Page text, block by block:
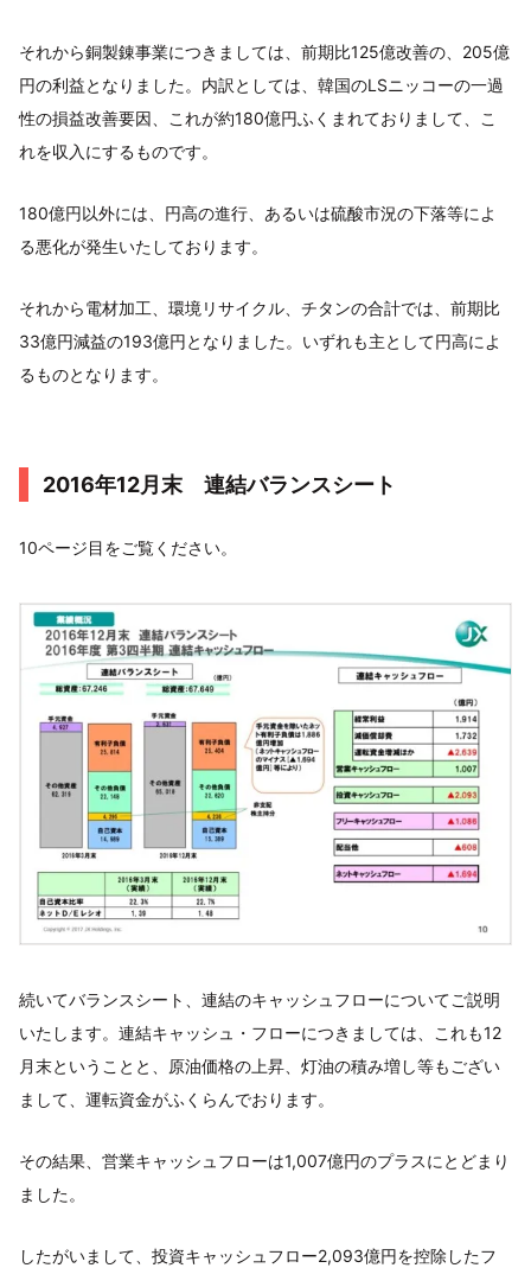
それから銅製錬事業につきましては、前期比125億改善の、205億
円の利益となりました。内訳としては、韓国のLSニッコーの一過
性の損益改善要因、これが約180億円ふくまれておりまして、こ
れを収入にするものです。
180億円以外には、円高の進行、あるいは硫酸市況の下落等によ
る悪化が発生いたしております。
それから電材加工、環境リサイクル、チタンの合計では、前期比
33億円減益の193億円となりました。いずれも主として円高によ
るものとなります。
2016年12月末 連結バランスシート
10ページ目をご覧ください。
続いてバランスシート、連結のキャッシュフローについてご説明
いたします。連結キャッシュ・フローにつきましては、これも12
月末ということと、原油価格の上昇、灯油の積み増し等もござい
まして、運転資金がふくらんでおります。
その結果、営業キャッシュフローは1,007億円のプラスにとどまり
ました。
したがいまして、投資キャッシュフロー2,093億円を控除したフ